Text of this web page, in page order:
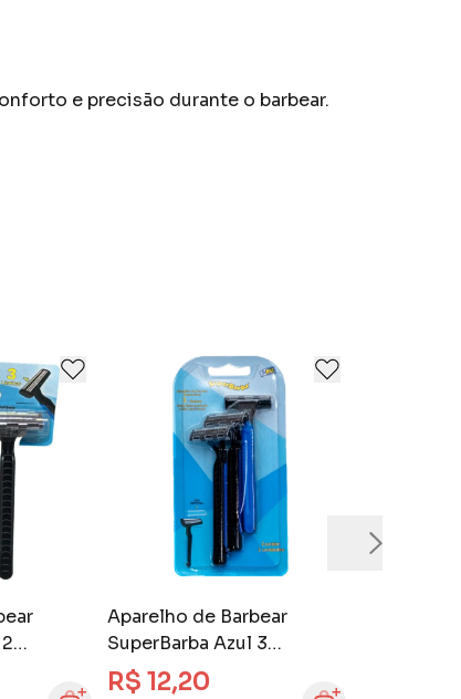
e precisão durante o barbear.
Aparelho de Barbear
SuperBarba Azul 3
unidades
R$ 12,20